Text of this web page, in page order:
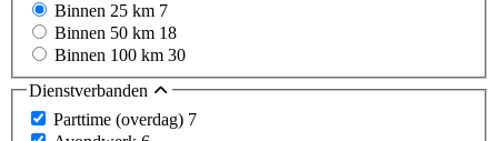
Binnen 25 km 7
Binnen 50 km 18
Binnen 100 km 30
Dienstverbanden
Parttime (overdag) 7